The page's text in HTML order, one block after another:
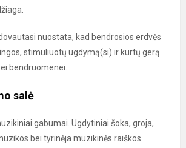
nuostata, kad bendrosios erdvės
stimuliuotų ugdymą(si) ir kurtų gerą
bendruomenei.
salė
gabumai. Ugdytiniai šoka, groja,
bei tyrinėja muzikinės raiškos